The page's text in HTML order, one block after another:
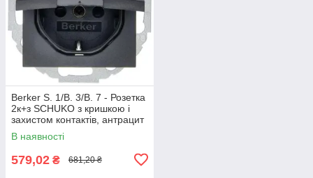
Berker S. 1/B. 3/B. 7 - Розетка
2к+з SCHUKO з кришкою і
захистом контактів, антрацит
В наявності
579,02 ₴ 681,20 ₴